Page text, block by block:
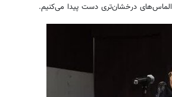
الماس‌های درخشان‌تری دست پیدا می‌کنیم.